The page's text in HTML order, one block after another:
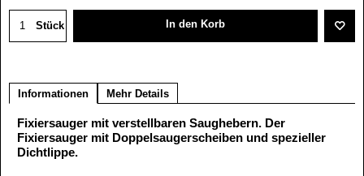
Stück In den Korb
Informationen Mehr Details
Fixiersauger mit verstellbaren Saughebern. Der
Fixiersauger mit Doppelsaugerscheiben und spezieller
Dichtlippe.